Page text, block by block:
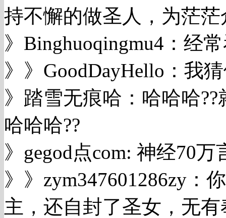
持不懈的做圣人，为茫
》Binghuoqingmu4：经
》》GoodDayHello：我
》踏雪无痕哈：哈哈哈
哈哈哈??
》gegod点com: 神经70万
》》zym347601286zy：
主，还自封了圣女，无